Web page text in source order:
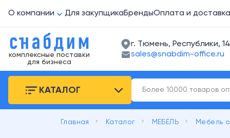
О компании Для закупщикаБрендыОплата и доставка
комплексные поставки
для бизнеса
г. Тюмень, Республики,
sales@snabdim-office.ru
КАТАЛОГ
Главная keyboard_arrow_right Каталог keyboard_arrow_right МЕБЕЛЬ keyboard_arrow_right Мебель